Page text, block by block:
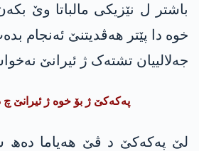
باشتر ل نێزیکی مالباتا وێ
خوە دا پێتر ھەڤدیتنێ ئەنجام
جەلالییان تشتەک ژ ئیرانێ
پەکەکێ ژ بۆ خوە ژ ئیرانێ چ
لێ پەکەکێ د ڤێ ھەیاما دەھ